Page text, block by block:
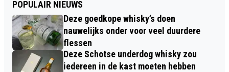
POPULAIR NIEUWS
Deze goedkope whisky’s doen
nauwelijks onder voor veel duurdere
flessen
Deze Schotse underdog whisky zou
iedereen in de kast moeten hebben